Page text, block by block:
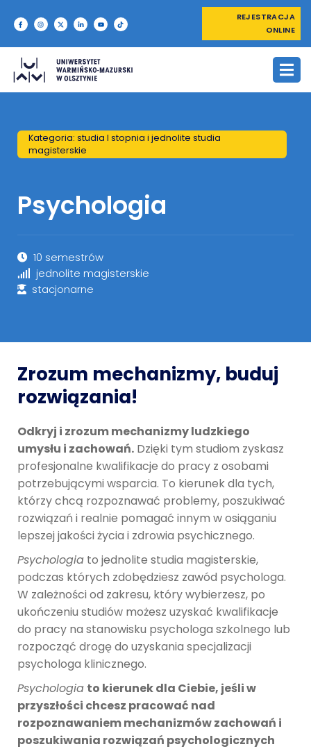
REJESTRACJA
ONLINE
Kategoria: studia I stopnia i jednolite studia
magisterskie
Psychologia
10 semestrów
jednolite magisterskie
stacjonarne
Zrozum mechanizmy, buduj
rozwiązania!
Odkryj i zrozum mechanizmy ludzkiego
umysłu i zachowań. Dzięki tym studiom zyskasz
profesjonalne kwalifikacje do pracy z osobami
potrzebującymi wsparcia. To kierunek dla tych,
którzy chcą rozpoznawać problemy, poszukiwać
rozwiązań i realnie pomagać innym w osiąganiu
lepszej jakości życia i zdrowia psychicznego.
Psychologia to jednolite studia magisterskie,
podczas których zdobędziesz zawód psychologa.
W zależności od zakresu, który wybierzesz, po
ukończeniu studiów możesz uzyskać kwalifikacje
do pracy na stanowisku psychologa szkolnego lub
rozpocząć drogę do uzyskania specjalizacji
psychologa klinicznego.
Psychologia to kierunek dla Ciebie, jeśli w
przyszłości chcesz pracować nad
rozpoznawaniem mechanizmów zachowań i
poszukiwania rozwiązań psychologicznych